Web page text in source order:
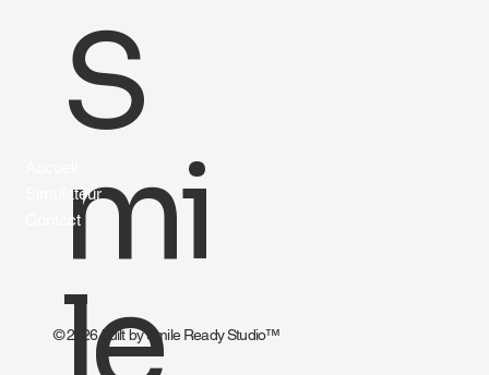
S
mi
Simulateur
Contact
© 2026 built by Smile Ready Studio™